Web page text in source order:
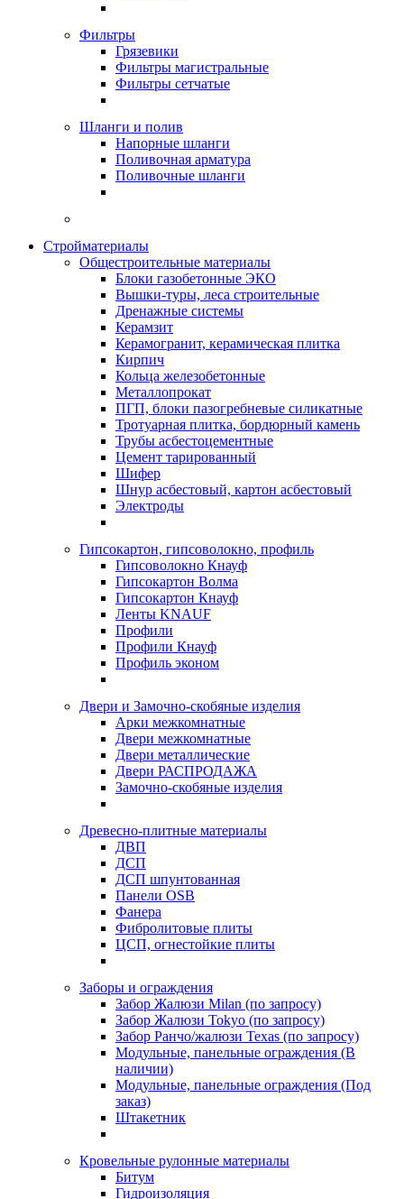
Фильтры
Грязевики
Фильтры магистральные
Фильтры сетчатые
Шланги и полив
Напорные шланги
Поливочная арматура
Поливочные шланги
Стройматериалы
Oбщестроительные материалы
Блоки газобетонные ЭКО
Вышки-туры, леса строительные
Дренажные системы
Керамзит
Керамогранит, керамическая плитка
Кирпич
Кольца железобетонные
Металлопрокат
ПГП, блоки пазогребневые силикатные
Тротуарная плитка, бордюрный камень
Трубы асбестоцементные
Цемент тарированный
Шифер
Шнур асбестовый, картон асбестовый
Электроды
Гипсокартон, гипсоволокно, профиль
Гипсоволокно Кнауф
Гипсокартон Волма
Гипсокартон Кнауф
Ленты KNAUF
Профили
Профили Кнауф
Профиль эконом
Двери и Замочно-скобяные изделия
Арки межкомнатные
Двери межкомнатные
Двери металлические
Двери РАСПРОДАЖА
Замочно-скобяные изделия
Древесно-плитные материалы
ДВП
ДСП
ДСП шпунтованная
Панели OSB
Фанера
Фибролитовые плиты
ЦСП, огнестойкие плиты
Заборы и ограждения
Забор Жалюзи Milan (по запросу)
Забор Жалюзи Tokyo (по запросу)
Забор Ранчо/жалюзи Texas (по запросу)
Модульные, панельные ограждения (В
наличии)
Модульные, панельные ограждения (Под
заказ)
Штакетник
Кровельные рулонные материалы
Битум
Гидроизоляция